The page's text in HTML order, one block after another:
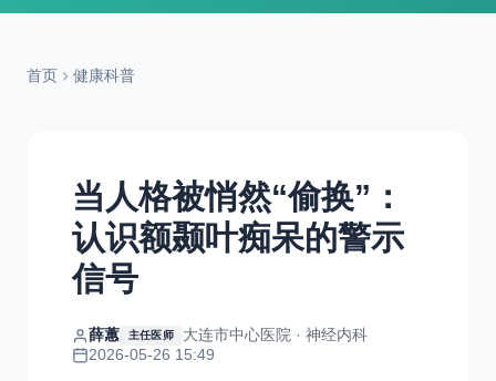
首页 健康科普
当人格被悄然“偷换”：
认识额颞叶痴呆的警示
信号
薛蕙 主任医师
大连市中心医院 · 神经内科
2026-05-26 15:49